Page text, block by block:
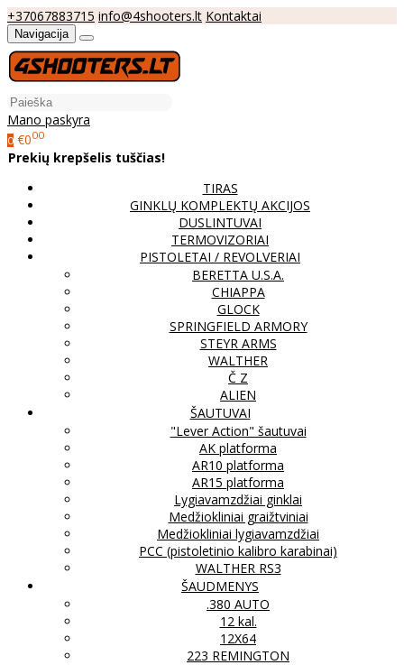
+37067883715 info@4shooters.lt Kontaktai
Navigacija
Mano paskyra
0 €000
Prekių krepšelis tuščias!
TIRAS
GINKLŲ KOMPLEKTŲ AKCIJOS
DUSLINTUVAI
TERMOVIZORIAI
PISTOLETAI / REVOLVERIAI
BERETTA U.S.A.
CHIAPPA
GLOCK
SPRINGFIELD ARMORY
STEYR ARMS
WALTHER
Č Z
ALIEN
ŠAUTUVAI
"Lever Action" šautuvai
AK platforma
AR10 platforma
AR15 platforma
Lygiavamzdžiai ginklai
Medžiokliniai graižtviniai
Medžiokliniai lygiavamzdžiai
PCC (pistoletinio kalibro karabinai)
WALTHER RS3
ŠAUDMENYS
.380 AUTO
12 kal.
12X64
223 REMINGTON